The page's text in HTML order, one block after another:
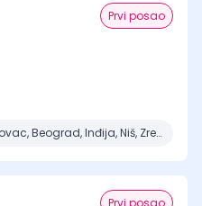
Prvi posao
Aranđelovac, Beograd, Inđija, Niš, Zrenjanin